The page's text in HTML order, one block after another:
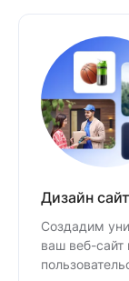
Дизайн
Создадим
ваш веб-сайт